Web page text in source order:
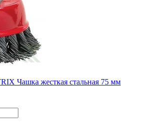
Чашка жесткая стальная 75 мм